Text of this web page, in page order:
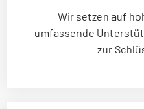
Wir setzen auf
umfassende
zur